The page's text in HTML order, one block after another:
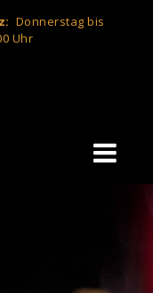
Donnerstag bis
Uhr